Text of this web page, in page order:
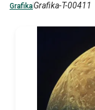
GrafikaGrafika-T-00411